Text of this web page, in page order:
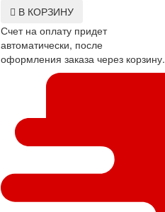
В КОРЗИНУ
Счет на оплату придет
автоматически, после
оформления заказа через корзину.